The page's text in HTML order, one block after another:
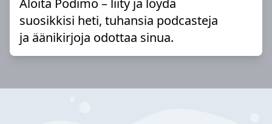
suosikkisi heti, tuhansia podcasteja
ja äänikirjoja odottaa sinua.